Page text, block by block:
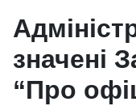
значені
“Про